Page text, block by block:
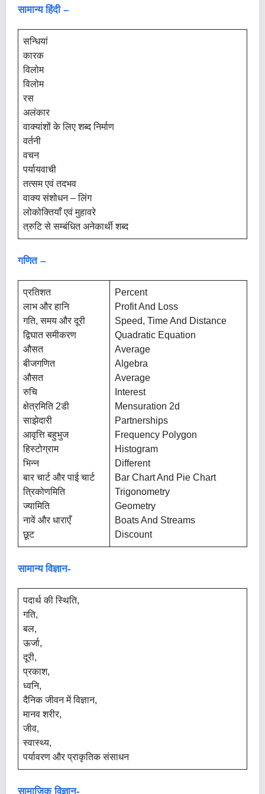
सामान्य हिंदी –
सन्धियां
कारक
विलोम
विलोम
रस
अलंकार
वाक्यांशों के लिए शब्द निर्माण
वर्तनी
वचन
पर्यायवाची
तत्सम एवं तदभव
वाक्य संशोधन – लिंग
लोकोक्तियाँ एवं मुहावरे
त्रुटि से सम्बंधित अनेकार्थी शब्द
गणित –
प्रतिशत
लाभ और हानि
गति, समय और दूरी
द्विघात समीकरण
औसत
बीजगणित
औसत
रुचि
क्षेत्रमिति 2डी
साझेदारी
आवृत्ति बहुभुज
हिस्टोग्राम
भिन्न
बार चार्ट और पाई चार्ट
त्रिकोणमिति
ज्यामिति
नावें और धाराएँ
छूट
Percent
Profit And Loss
Speed, Time And Distance
Quadratic Equation
Average
Algebra
Average
Interest
Mensuration 2d
Partnerships
Frequency Polygon
Histogram
Different
Bar Chart And Pie Chart
Trigonometry
Geometry
Boats And Streams
Discount
सामान्य विज्ञान-
पदार्थ की स्थिति,
गति,
बल,
ऊर्जा,
दूरी,
प्रकाश,
ध्वनि,
दैनिक जीवन में विज्ञान,
मानव शरीर,
जीव,
स्वास्थ्य,
पर्यावरण और प्राकृतिक संसाधन
सामाजिक विज्ञान-